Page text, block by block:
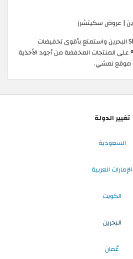
| عروض سكيتشرز
استخدم كود خصم Skechers البحرين واستمتع بأقوى تخفيضات
المميزة خصم 5% على المنتجات المخفضة من أجود الأحذية
موقع نمشي.
تغيير الدولة
السعودية
الإمارات العربية
الكويت
البحرين
عُمان